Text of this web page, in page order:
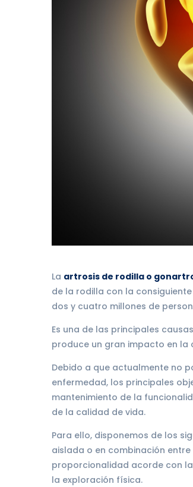
La artrosis de rodilla o
de la rodilla con la
dos y cuatro millones de
Es una de las principales
produce un gran impacto en
Debido a que actualmente no
enfermedad, los principales
mantenimiento de la
de la calidad de vida.
Para ello, disponemos de los
aislada o en combinación
proporcionalidad acorde con
la exploración física.